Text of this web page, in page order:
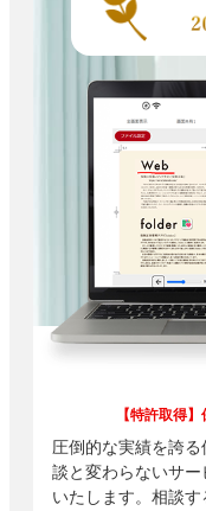
【特許取得
圧倒的な実績を誇
談と変わらないサー
いたします。相談